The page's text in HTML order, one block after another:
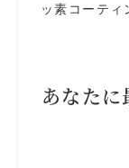
ッ素コーティ
あなた